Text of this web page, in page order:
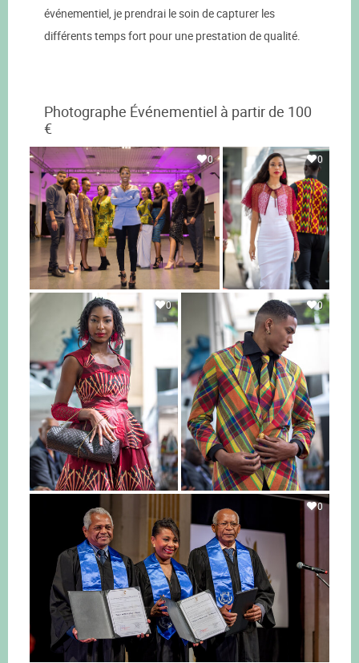
événementiel, je prendrai le soin de capturer les
différents temps fort pour une prestation de qualité.
Photographe Événementiel à partir de 100
€
0 0
0 0
0